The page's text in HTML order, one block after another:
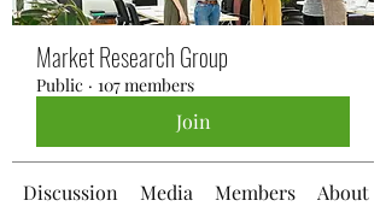
Market Research Group
Public · 107 members
Join
Discussion Media Members About